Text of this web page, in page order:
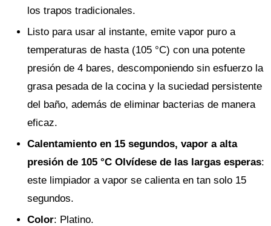
los trapos tradicionales.
Listo para usar al instante, emite vapor puro a
temperaturas de hasta (105 °C) con una potente
presión de 4 bares, descomponiendo sin esfuerzo la
grasa pesada de la cocina y la suciedad persistente
del baño, además de eliminar bacterias de manera
eficaz.
Calentamiento en 15 segundos, vapor a alta
presión de 105 °C Olvídese de las largas esperas:
este limpiador a vapor se calienta en tan solo 15
segundos.
Color: Platino.